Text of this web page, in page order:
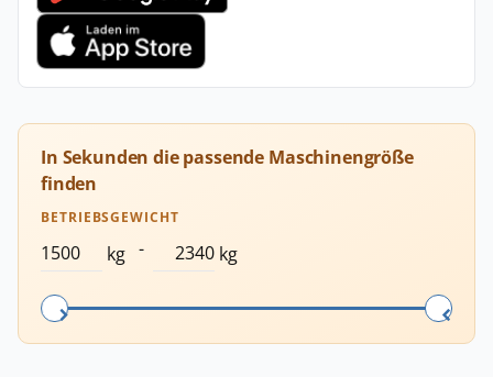
In Sekunden die passende Maschinengröße
finden
BETRIEBSGEWICHT
kg - kg